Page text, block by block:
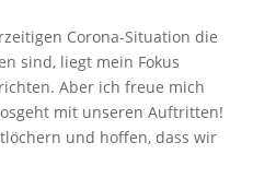
Corona-Situation die
sind, liegt mein Fokus
Aber ich freue mich
mit unseren Auftritten!
und hoffen, dass wir